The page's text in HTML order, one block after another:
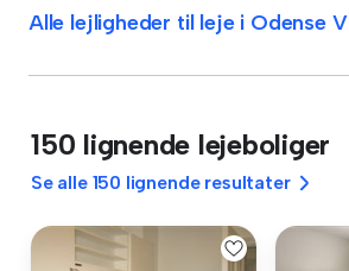
Alle lejligheder til leje i Odense V
150 lignende lejeboliger
Se alle 150 lignende resultater